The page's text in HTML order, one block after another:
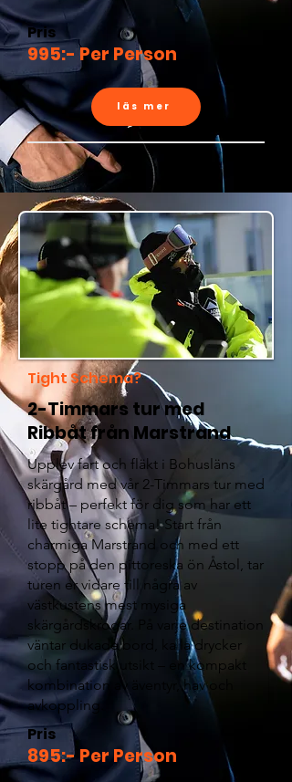
Pris
995:- Per Person
läs mer
Tight Schema?
2-Timmars tur med
Ribbåt från Marstrand
Upplev fart och fläkt i Bohusläns
skärgård med vår 2-Timmars tur med
ribbåt – perfekt för dig som har ett
lite tightare schema! Start från
charmiga Marstrand och med ett
stopp på den pittoreska ön Åstol, tar
turen er vidare till några av
västkustens mest mysiga
skärgårdskrogar. På varje destination
väntar dukade bord, kalla drycker
och fantastisk utsikt – en kompakt
kombination av äventyr, hav och
avkoppling.
Pris
895:- Per Person